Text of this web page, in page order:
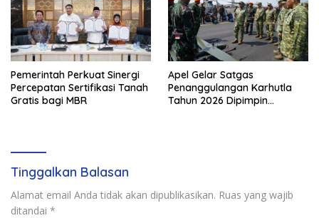
Pemerintah Perkuat Sinergi
Percepatan Sertifikasi Tanah
Gratis bagi MBR
Apel Gelar Satgas
Penanggulangan Karhutla
Tahun 2026 Dipimpin
Tinggalkan Balasan
Alamat email Anda tidak akan dipublikasikan. Ruas yang wajib
ditandai *